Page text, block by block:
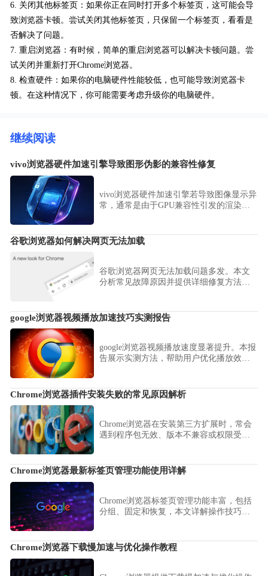
6. 关闭其他标签页：如果你正在同时打开多个标签页，这可能会导
致浏览器卡顿。尝试关闭其他标签页，只保留一个标签页，看看是
否解决了问题。
7. 重启浏览器：有时候，简单的重启浏览器可以解决卡顿问题。尝
试关闭并重新打开Chrome浏览器。
8. 检查硬件：如果你的电脑硬件性能较低，也可能导致浏览器卡
顿。在这种情况下，你可能需要考虑升级你的电脑硬件。
继续阅读
vivo浏览器硬件加速引擎导致图形伪影的兼容性修复
vivo浏览器硬件加速引擎若导致图像显示异
常，通常是由于GPU兼容性引发的渲染伪
质量，彻底解决网页画面显示瑕疵。
谷歌浏览器如何解决网页无法加载
谷歌浏览器网页无法加载问题多发。本文
分析常见故障原因并提供详细修复方法，
google浏览器视频播放加速技巧实测报告
google浏览器视频播放速度显著提升。本报
告展示实测方法，帮助用户优化播放效果
Chrome浏览器插件安装失败的常见原因解析
Chrome浏览器在安装第三方扩展时，常会
遇到程序包无效、版本不兼容或权限受限
复方案，帮助用户扫平扩展安装路径上的
各种障碍，确保每一款生产力工具都能完
Chrome浏览器最新标签页管理功能使用详解
Chrome浏览器标签页管理功能丰富，包括
分组、固定和恢复，本文详解操作技巧，
Chrome浏览器下载慢加速与优化操作教程